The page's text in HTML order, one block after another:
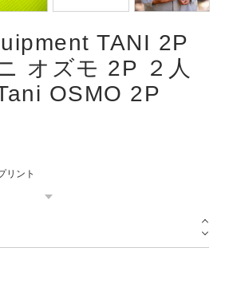
TANI 2P
オズモ 2P ２人
OSMO 2P
リント